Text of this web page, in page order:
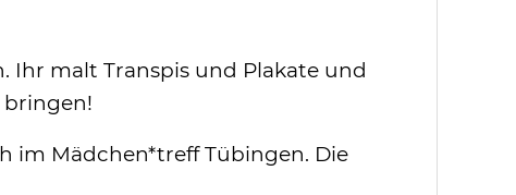
Ihr malt Transpis und Plakate und
bringen!
im Mädchen*treff Tübingen. Die